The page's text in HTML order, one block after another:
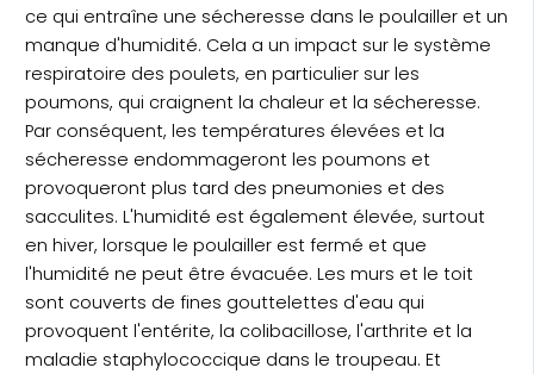
ce qui entraîne une sécheresse dans le poulailler et un
manque d'humidité. Cela a un impact sur le système
respiratoire des poulets, en particulier sur les
poumons, qui craignent la chaleur et la sécheresse.
Par conséquent, les températures élevées et la
sécheresse endommageront les poumons et
provoqueront plus tard des pneumonies et des
sacculites. L'humidité est également élevée, surtout
en hiver, lorsque le poulailler est fermé et que
l'humidité ne peut être évacuée. Les murs et le toit
sont couverts de fines gouttelettes d'eau qui
provoquent l'entérite, la colibacillose, l'arthrite et la
maladie staphylococcique dans le troupeau. Et